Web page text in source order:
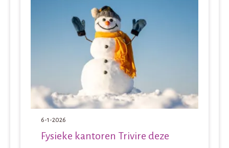
Fysieke kantoren Trivire deze
6-1-2026